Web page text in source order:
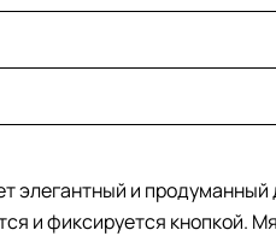
элегантный и
и фиксируется кнопкой.